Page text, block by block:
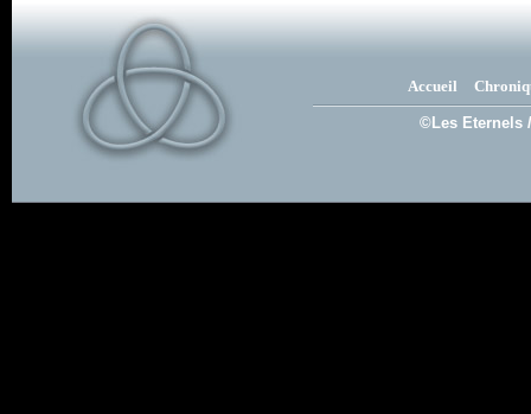
Accueil
©Les Eternels